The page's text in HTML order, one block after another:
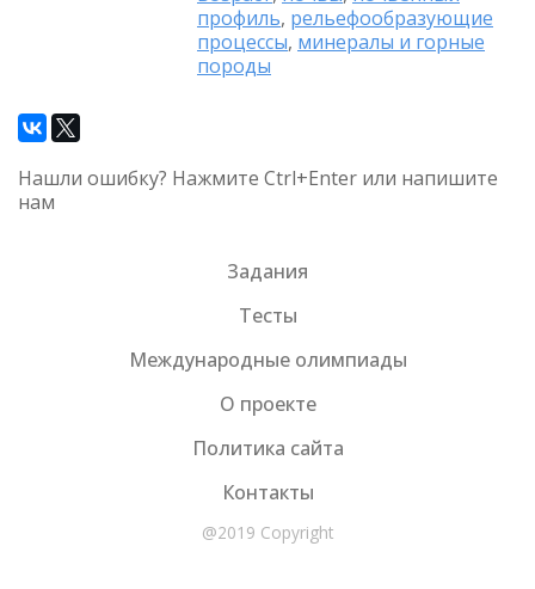
профиль, рельефообразующие
процессы, минералы и горные
породы
Нашли ошибку? Нажмите Ctrl+Enter или напишите
нам
Задания
Тесты
Международные олимпиады
О проекте
Политика сайта
Контакты
@2019 Copyright